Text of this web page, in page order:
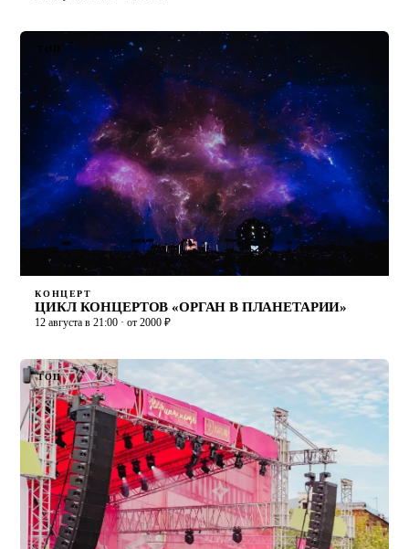
КОНЦЕРТ
ЦИКЛ КОНЦЕРТОВ «ОРГАН В ПЛАНЕТАРИИ»
12 августа в 21:00 · от 2000 ₽
ТОП